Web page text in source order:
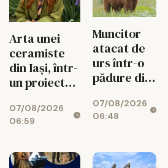
Arta unei
ceramiste
din Iași, într-
un proiect
de lux
07/08/2026
06:59
Muncitor
atacat de
urs într-o
pădure din
Colegii l-au
salvat
07/08/2026
06:48